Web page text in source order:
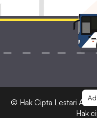
© Hak Cipta Lestari Ads
Hak